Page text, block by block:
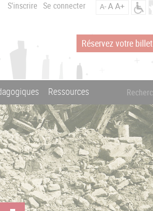
S'inscrire Se connecter A-AA+
Réservez votre billet
Ressources